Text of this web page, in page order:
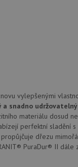
vylepšenými
snadno udržovatelný
materiálu dosud
perfektní sladění s
dřezu
PuraDur® II dále
používá
koncový uživatel
ale pokud je
ale pokud je